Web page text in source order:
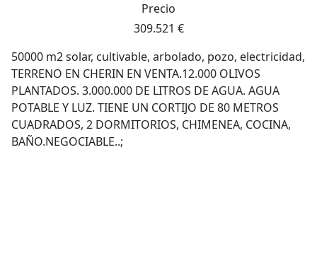
Precio
309.521 €
50000 m2 solar, cultivable, arbolado, pozo, electricidad,
TERRENO EN CHERIN EN VENTA.12.000 OLIVOS
PLANTADOS. 3.000.000 DE LITROS DE AGUA. AGUA
POTABLE Y LUZ. TIENE UN CORTIJO DE 80 METROS
CUADRADOS, 2 DORMITORIOS, CHIMENEA, COCINA,
BAÑO.NEGOCIABLE..;